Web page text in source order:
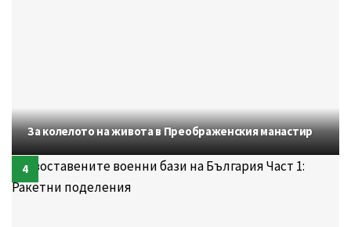
За колелото на живота в Преображенския манастир